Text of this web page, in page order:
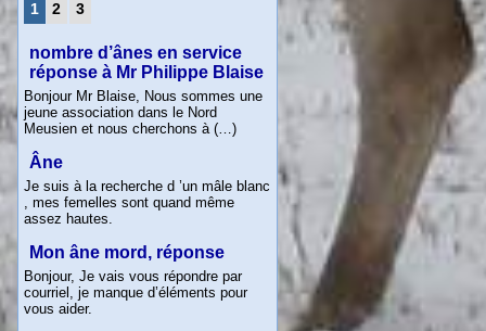
1 2 3
nombre d’ânes en service
réponse à Mr Philippe Blaise
Bonjour Mr Blaise, Nous sommes une
jeune association dans le Nord
Meusien et nous cherchons à (…)
Âne
Je suis à la recherche d ’un mâle blanc
, mes femelles sont quand même
assez hautes.
Mon âne mord, réponse
Bonjour, Je vais vous répondre par
courriel, je manque d’éléments pour
vous aider.